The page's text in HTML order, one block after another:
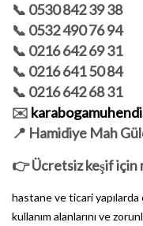
📞 0530 842 39 38
📞 0532 490 76 94
📞 0216 642 69 31
📞 0216 641 50 84
📞 0216 642 68 31
✉️
📍 Hamidiye Mah
👉 Ücretsiz keşif için
hastane ve ticari
kullanım alanlarını ve